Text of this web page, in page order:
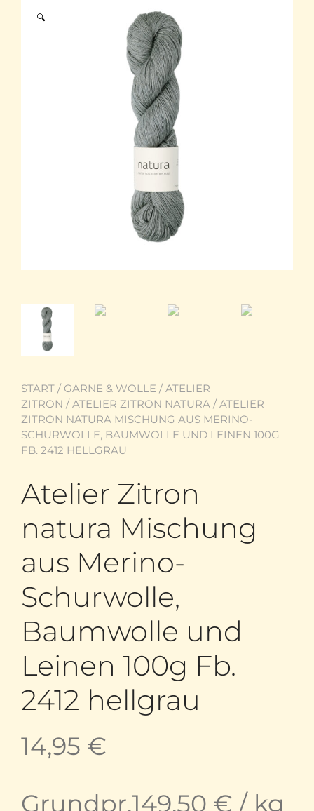
🔍
START / GARNE & WOLLE /ATELIER
ZITRON /ATELIER ZITRON NATURA / ATELIER
ZITRON NATURA MISCHUNG AUS MERINO-
SCHURWOLLE, BAUMWOLLE UND LEINEN 100G
FB. 2412 HELLGRAU
Atelier Zitron
natura Mischung
aus Merino-
Schurwolle,
Baumwolle und
Leinen 100g Fb.
2412 hellgrau
14,95 €
Grundpr.149,50 € / kg